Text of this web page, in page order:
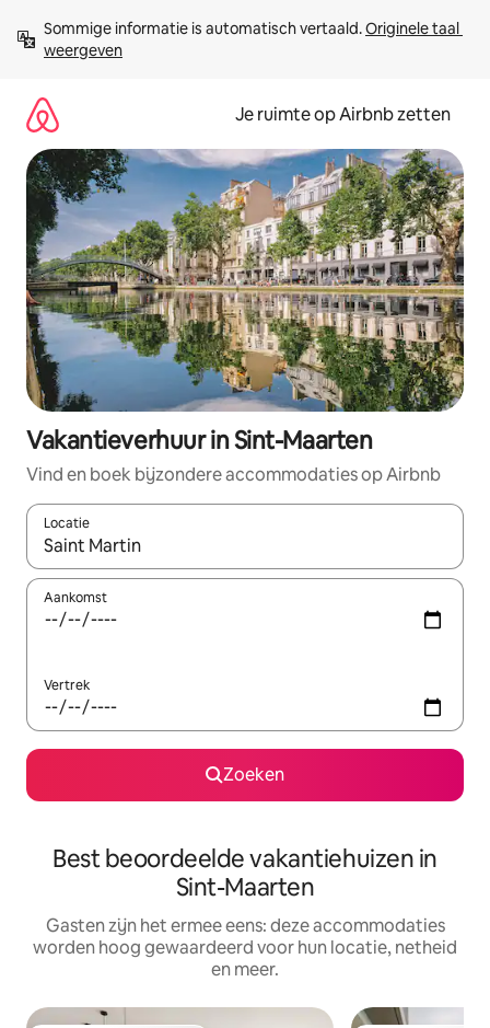
direct
naar
Sommige informatie is automatisch vertaald. Originele taal
weergeven
Je ruimte op Airbnb zetten
Vakantieverhuur in Sint-Maarten
Vind en boek bijzondere accommodaties op Airbnb
Locatie
Wanneer er suggesties beschikbaar zijn, maak je een keuze
Aankomst
Vertrek
Zoeken
Best beoordeelde vakantiehuizen in
Sint-Maarten
Gasten zijn het ermee eens: deze accommodaties
worden hoog gewaardeerd voor hun locatie, netheid
en meer.